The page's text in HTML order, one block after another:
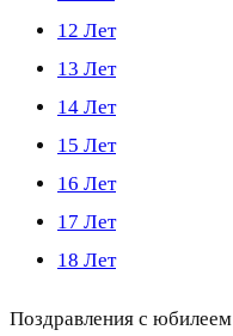
12 Лет
13 Лет
14 Лет
15 Лет
16 Лет
17 Лет
18 Лет
Поздравления с юбилеем